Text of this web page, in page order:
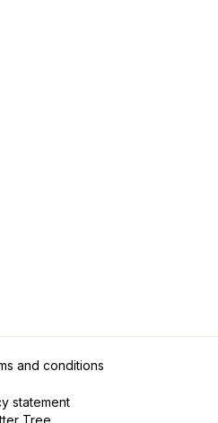
and conditions
statement